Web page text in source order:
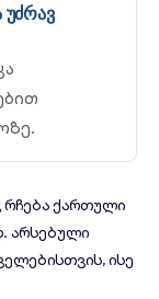
უძრავ
რჩება ქართული
არსებული
ისე